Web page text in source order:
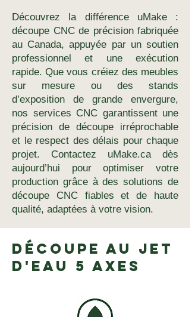
Découvrez la différence uMake :
découpe CNC de précision fabriquée
au Canada, appuyée par un soutien
professionnel et une exécution
rapide. Que vous créiez des meubles
sur mesure ou des stands
d’exposition de grande envergure,
nos services CNC garantissent une
précision de découpe irréprochable
et le respect des délais pour chaque
projet. Contactez uMake.ca dès
aujourd’hui pour optimiser votre
production grâce à des solutions de
découpe CNC fiables et de haute
qualité, adaptées à votre vision.
Découpe au jet
d'eau 5 axes